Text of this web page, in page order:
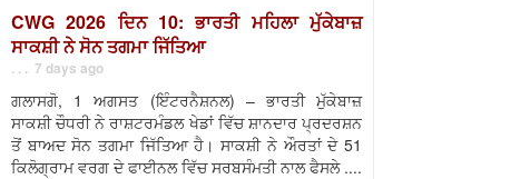
CWG 2026 ਦਿਨ 10: ਭਾਰਤੀ ਮਹਿਲਾ ਮੁੱਕੇਬਾਜ਼
ਸਾਕਸ਼ੀ ਨੇ ਸੋਨ ਤਗਮਾ ਜਿੱਤਿਆ
. . . 7 days ago
ਗਲਾਸਗੋ, 1 ਅਗਸਤ (ਇੰਟਰਨੈਸ਼ਨਲ) – ਭਾਰਤੀ ਮੁੱਕੇਬਾਜ਼
ਸਾਕਸ਼ੀ ਚੌਧਰੀ ਨੇ ਰਾਸ਼ਟਰਮੰਡਲ ਖੇਡਾਂ ਵਿੱਚ ਸ਼ਾਨਦਾਰ ਪ੍ਰਦਰਸ਼ਨ
ਤੋਂ ਬਾਅਦ ਸੋਨ ਤਗਮਾ ਜਿੱਤਿਆ ਹੈ। ਸਾਕਸ਼ੀ ਨੇ ਔਰਤਾਂ ਦੇ 51
ਕਿਲੋਗ੍ਰਾਮ ਵਰਗ ਦੇ ਫਾਈਨਲ ਵਿੱਚ ਸਰਬਸੰਮਤੀ ਨਾਲ ਫੈਸਲੇ ....